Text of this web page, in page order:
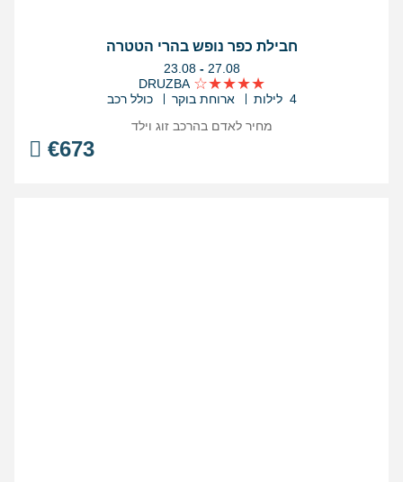
חבילת כפר נופש בהרי הטטרה
בין
התאריכים,
23.08 - 27.08
DRUZBA
4 לילות
ארוחת בוקר כולל רכב
€673
מחיר לאדם בהרכבזוג וילד